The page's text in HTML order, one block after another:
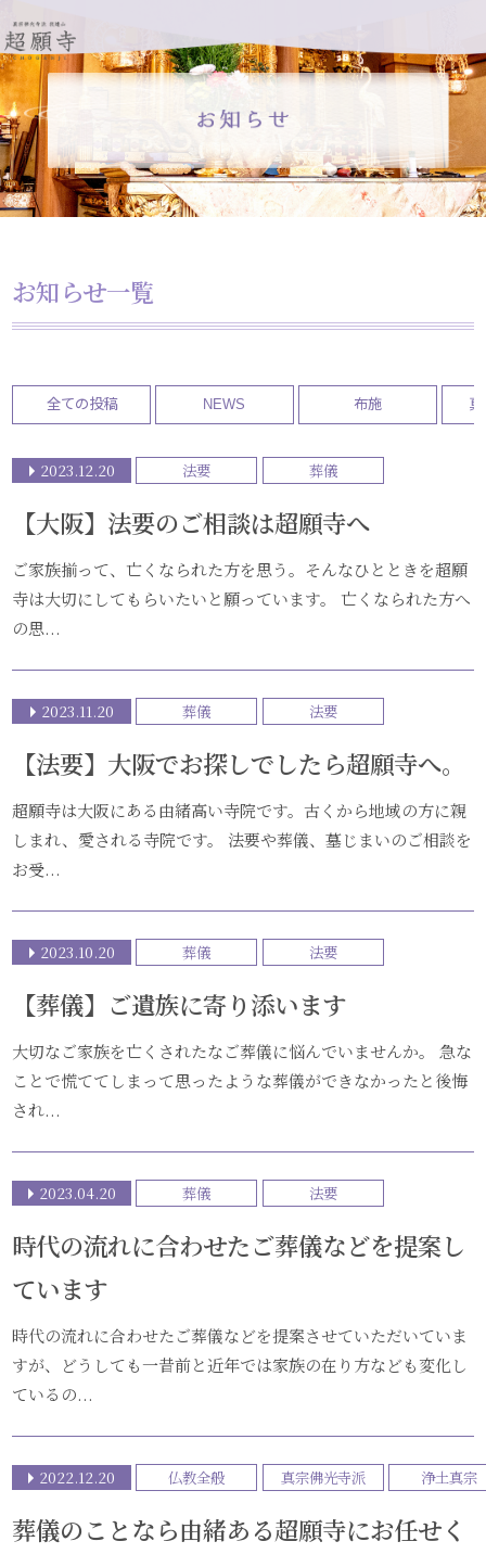
お知らせ一覧
全ての投稿 NEWS 布施
2023.12.20 法要 葬儀
【大阪】法要のご相談は超願寺へ
ご家族揃って、亡くなられた方を思う。そんなひとときを超願
寺は大切にしてもらいたいと願っています。 亡くなられた方へ
の思...
2023.11.20 葬儀 法要
【法要】大阪でお探しでしたら超願寺へ。
超願寺は大阪にある由緒高い寺院です。古くから地域の方に親
しまれ、愛される寺院です。 法要や葬儀、墓じまいのご相談を
お受...
2023.10.20 葬儀 法要
【葬儀】ご遺族に寄り添います
大切なご家族を亡くされたなご葬儀に悩んでいませんか。 急な
ことで慌ててしまって思ったような葬儀ができなかったと後悔
され...
2023.04.20 葬儀 法要
時代の流れに合わせたご葬儀などを提案し
ています
時代の流れに合わせたご葬儀などを提案させていただいていま
すが、どうしても一昔前と近年では家族の在り方なども変化し
ているの...
2022.12.20 仏教全般 真宗佛光寺派 浄土真宗
葬儀のことなら由緒ある超願寺にお任せく